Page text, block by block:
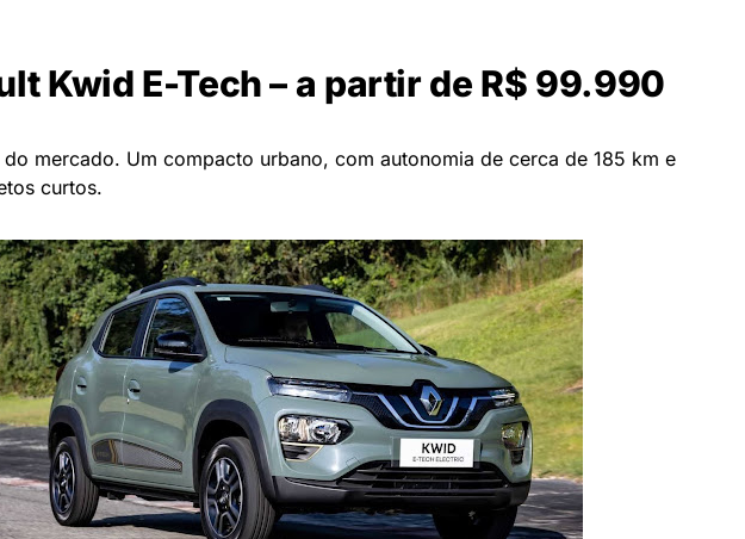
Kwid E-Tech – a partir de R$ 99.990
do mercado. Um compacto urbano, com autonomia de cerca de 185 km e
curtos.